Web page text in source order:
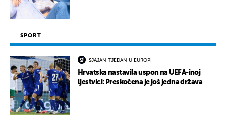
SPORT
SJAJAN TJEDAN U EUROPI
Hrvatska nastavila uspon na UEFA-inoj
ljestvici: Preskočena je još jedna država